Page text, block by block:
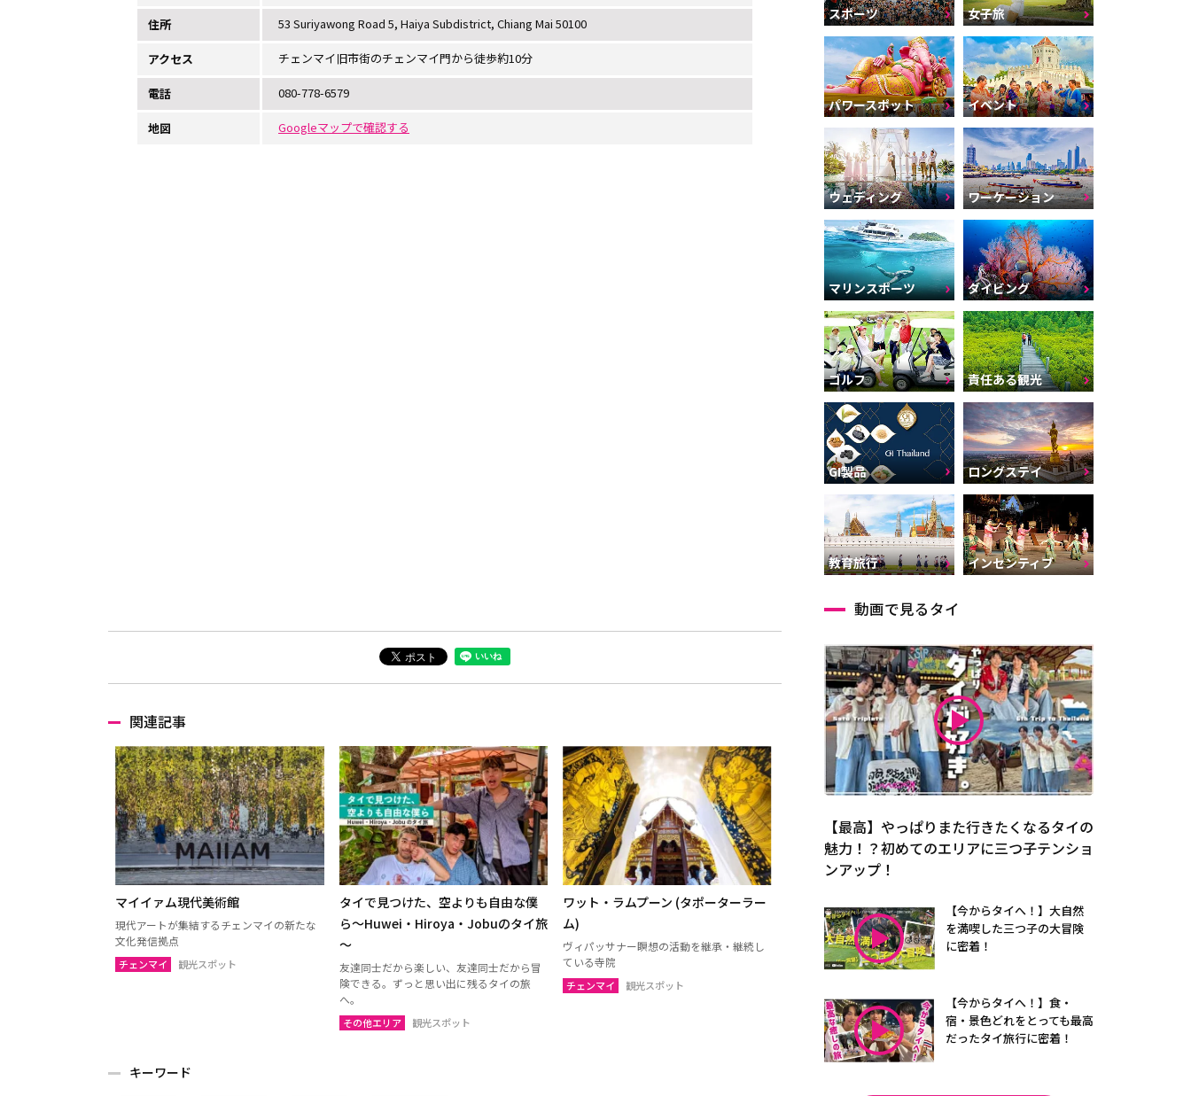
住所 53 Suriyawong Road 5, Haiya Subdistrict, Chiang Mai 50100
アクセス チェンマイ旧市街のチェンマイ門から徒歩約10分
電話 080-778-6579
地図 Googleマップで確認する
関連記事
マイイァム現代美術館
現代アートが集結するチェンマイの新たな
文化発信拠点
チェンマイ 観光スポット
タイで見つけた、空よりも自由な僕
ら～Huwei・Hiroya・Jobuのタイ旅
～
友達同士だから楽しい、友達同士だから冒
険できる。ずっと思い出に残るタイの旅
へ。
その他エリア 観光スポット
ワット・ラムプーン (タポーターラー
ム)
ヴィパッサナー瞑想の活動を継承・継続し
ている寺院
チェンマイ 観光スポット
キーワード
スポーツ 女子旅
パワースポット イベント
ウェディング ワーケーション
マリンスポーツ ダイビング
ゴルフ 責任ある観光
GI製品 ロングステイ
教育旅行 インセンティブ
動画で見るタイ
【最高】やっぱりまた行きたくなるタイの
魅力！？初めてのエリアに三つ子テンショ
ンアップ！
【今からタイへ！】大自然
を満喫した三つ子の大冒険
に密着！
【今からタイへ！】食・
宿・景色どれをとっても最高
だったタイ旅行に密着！